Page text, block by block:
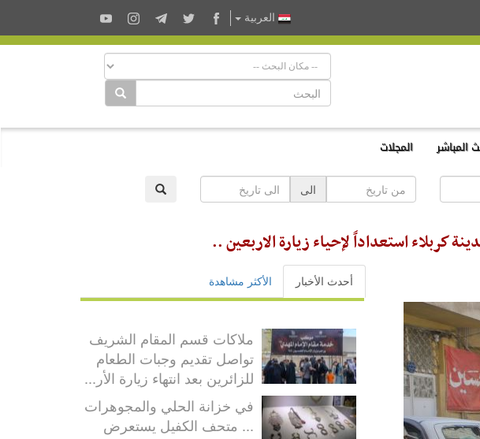
العربية
المباشر المجلات
الى
استعداداً لإحياء زيارة الاربعين ..
أحدث الأخبار الأكثر مشاهدة
ملاكات قسم المقام الشريف
تواصل تقديم وجبات الطعام
للزائرين بعد انتهاء زيارة الأر...
في خزانة الحلي والمجوهرات
... متحف الكفيل يستعرض